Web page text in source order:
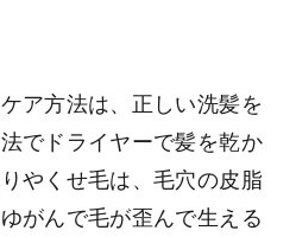
ア方法は、正しい洗髪を
でドライヤーで髪を乾か
やくせ毛は、毛穴の皮脂
がんで毛が歪んで生える